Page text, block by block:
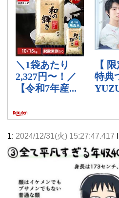
1: 2024/12/31(火) 15:27:47.417